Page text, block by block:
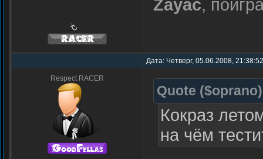
Zayac,
Дата: Четверг, 05.06.2008,
Respect RACER
Quote ($oprano)
Кокраз
на чём